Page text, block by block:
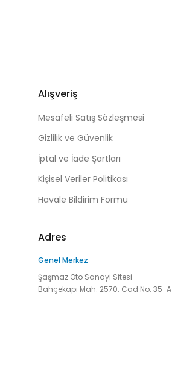
Alışveriş
Mesafeli Satış Sözleşmesi
Gizlilik ve Güvenlik
İptal ve İade Şartları
Kişisel Veriler Politikası
Havale Bildirim Formu
Adres
Genel Merkez
Şaşmaz Oto Sanayi Sitesi
Bahçekapı Mah. 2570. Cad No: 35-A